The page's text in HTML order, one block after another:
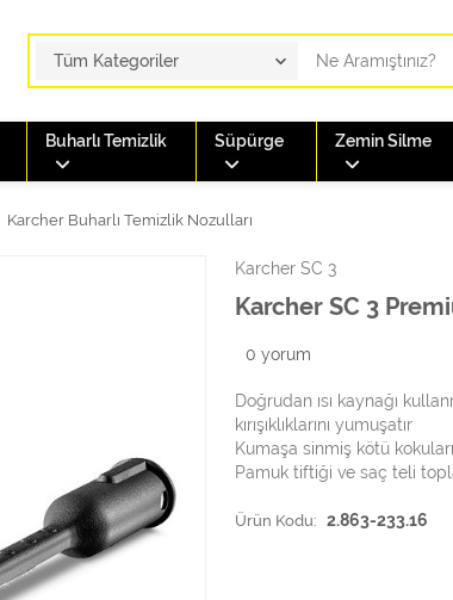
Buharlı Temizlik Süpürge Zemin Silme
Karcher Buharlı Temizlik Nozulları
Karcher SC 3
Karcher SC 3
0 yorum
Doğrudan ısı kaynağı
kırışıklıklarını yumuşatır
Kumaşa sinmiş kötü
Pamuk tiftiği ve saç teli
Ürün Kodu: 2.863-233.16